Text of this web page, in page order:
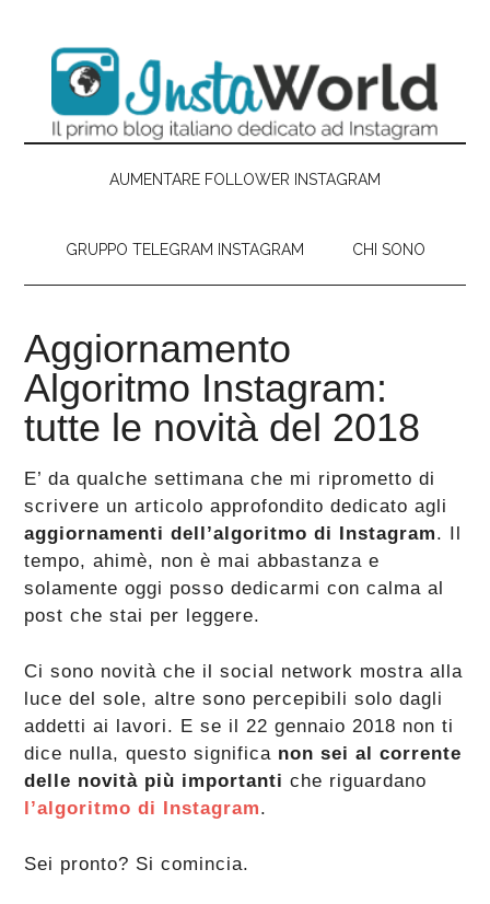
contenuto
principale
secondary
laterale
primaria
AUMENTARE FOLLOWER INSTAGRAM
GRUPPO TELEGRAM INSTAGRAM CHI SONO
Aggiornamento
Algoritmo Instagram:
tutte le novità del 2018
E’ da qualche settimana che mi riprometto di
scrivere un articolo approfondito dedicato agli
aggiornamenti dell’algoritmo di Instagram. Il
tempo, ahimè, non è mai abbastanza e
solamente oggi posso dedicarmi con calma al
post che stai per leggere.
Ci sono novità che il social network mostra alla
luce del sole, altre sono percepibili solo dagli
addetti ai lavori. E se il 22 gennaio 2018 non ti
dice nulla, questo significa non sei al corrente
delle novità più importanti che riguardano
l’algoritmo di Instagram.
Sei pronto? Si comincia.